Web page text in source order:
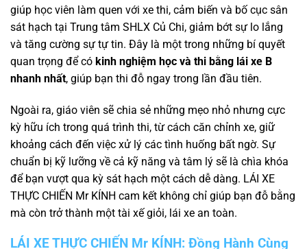
giúp học viên làm quen với xe thi, cảm biến và bố cục sân
sát hạch tại Trung tâm SHLX Củ Chi, giảm bớt sự lo lắng
và tăng cường sự tự tin. Đây là một trong những bí quyết
quan trọng để có kinh nghiệm học và thi bằng lái xe B
nhanh nhất, giúp bạn thi đỗ ngay trong lần đầu tiên.
Ngoài ra, giáo viên sẽ chia sẻ những mẹo nhỏ nhưng cực
kỳ hữu ích trong quá trình thi, từ cách căn chỉnh xe, giữ
khoảng cách đến việc xử lý các tình huống bất ngờ. Sự
chuẩn bị kỹ lưỡng về cả kỹ năng và tâm lý sẽ là chìa khóa
để bạn vượt qua kỳ sát hạch một cách dễ dàng. LÁI XE
THỰC CHIẾN Mr KÍNH cam kết không chỉ giúp bạn đỗ bằng
mà còn trở thành một tài xế giỏi, lái xe an toàn.
LÁI XE THỰC CHIẾN Mr KÍNH: Đồng Hành Cùng